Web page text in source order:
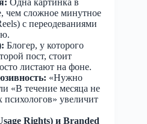
Одна картинка в
чем сложное минутное
с переодеваниями
Блогер, у которого
пост, стоит
листают на фоне.
«Нужно
«В течение месяца не
психологов» увеличит
Rights) и Branded